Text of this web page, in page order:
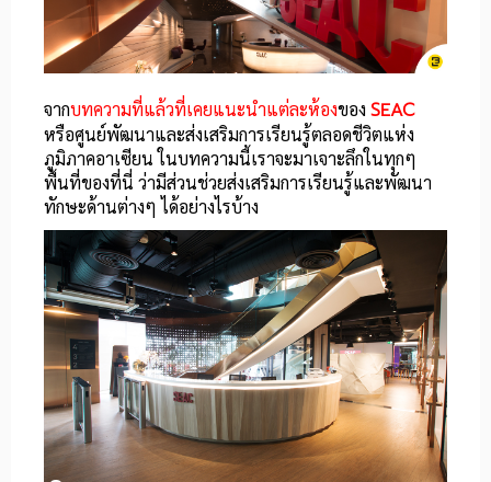
จากบทความที่แล้วที่เคยแนะนำแต่ละห้องของ SEAC
หรือศูนย์พัฒนาและส่งเสริมการเรียนรู้ตลอดชีวิตแห่ง
ภูมิภาคอาเซียน ในบทความนี้เราจะมาเจาะลึกในทุกๆ
พื้นที่ของที่นี่ ว่ามีส่วนช่วยส่งเสริมการเรียนรู้และพัฒนา
ทักษะด้านต่างๆ ได้อย่างไรบ้าง